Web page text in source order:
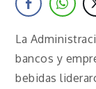
La
bancos y
bebidas